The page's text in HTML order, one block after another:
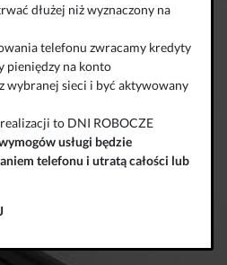
dłużej niż wyznaczony na
telefonu zwracamy kredyty
pieniędzy na konto
wybranej sieci i być aktywowany
to DNI ROBOCZE
usługi będzie
telefonu i utratą całości lub